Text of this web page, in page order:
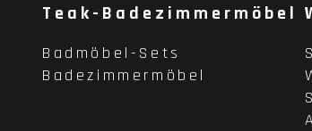
Teak-Badezimmermöbel
Badmöbel-Sets
Badezimmermöbel